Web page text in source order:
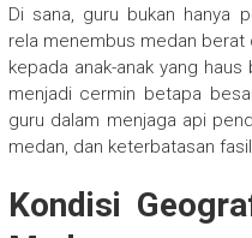
Di sana, guru bukan hanya
rela menembus medan
kepada anak-anak yang
menjadi cermin betapa
guru dalam menjaga api
medan, dan keterbatasan
Kondisi